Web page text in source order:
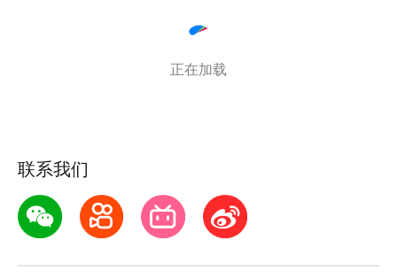
安全可靠的存储空间
没有任何广告干扰
保障个人隐私和资产安全
正在加载
联系我们